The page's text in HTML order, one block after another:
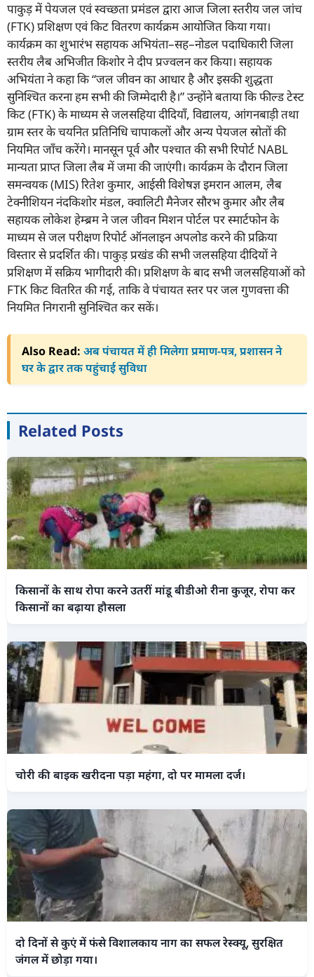
पाकुड़ में पेयजल एवं स्वच्छता प्रमंडल द्वारा आज जिला स्तरीय जल जांच
(FTK) प्रशिक्षण एवं किट वितरण कार्यक्रम आयोजित किया गया।
कार्यक्रम का शुभारंभ सहायक अभियंता–सह–नोडल पदाधिकारी जिला
स्तरीय लैब अभिजीत किशोर ने दीप प्रज्वलन कर किया। सहायक
अभियंता ने कहा कि “जल जीवन का आधार है और इसकी शुद्धता
सुनिश्चित करना हम सभी की जिम्मेदारी है।” उन्होंने बताया कि फील्ड टेस्ट
किट (FTK) के माध्यम से जलसहिया दीदियाँ, विद्यालय, आंगनबाड़ी तथा
ग्राम स्तर के चयनित प्रतिनिधि चापाकलों और अन्य पेयजल स्रोतों की
नियमित जाँच करेंगे। मानसून पूर्व और पश्चात की सभी रिपोर्ट NABL
मान्यता प्राप्त जिला लैब में जमा की जाएंगी। कार्यक्रम के दौरान जिला
समन्वयक (MIS) रितेश कुमार, आईसी विशेषज्ञ इमरान आलम, लैब
टेक्नीशियन नंदकिशोर मंडल, क्वालिटी मैनेजर सौरभ कुमार और लैब
सहायक लोकेश हेम्ब्रम ने जल जीवन मिशन पोर्टल पर स्मार्टफोन के
माध्यम से जल परीक्षण रिपोर्ट ऑनलाइन अपलोड करने की प्रक्रिया
विस्तार से प्रदर्शित की। पाकुड़ प्रखंड की सभी जलसहिया दीदियों ने
प्रशिक्षण में सक्रिय भागीदारी की। प्रशिक्षण के बाद सभी जलसहियाओं को
FTK किट वितरित की गई, ताकि वे पंचायत स्तर पर जल गुणवत्ता की
नियमित निगरानी सुनिश्चित कर सकें।
Also Read: अब पंचायत में ही मिलेगा प्रमाण-पत्र, प्रशासन ने
घर के द्वार तक पहुंचाई सुविधा
Related Posts
किसानों के साथ रोपा करने उतरीं मांडू बीडीओ रीना कुजूर, रोपा कर
किसानों का बढ़ाया हौसला
चोरी की बाइक खरीदना पड़ा महंगा, दो पर मामला दर्ज।
दो दिनों से कुएं में फंसे विशालकाय नाग का सफल रेस्क्यू, सुरक्षित
जंगल में छोड़ा गया।